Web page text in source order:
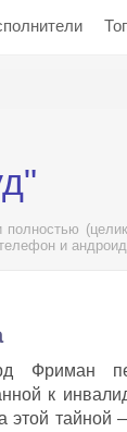
и
Фриман
к
этой